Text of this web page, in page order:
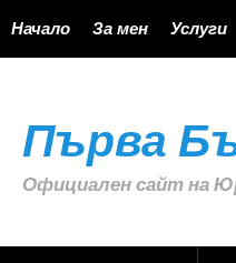
Начало За мен Услуги
Първа
Официален сайт на